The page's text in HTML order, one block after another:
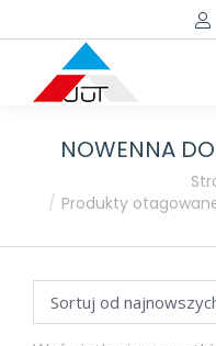
NOWENNA
Produkty